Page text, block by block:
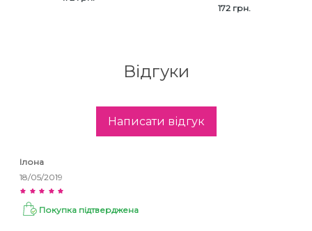
172 грн.
Відгуки
Написати відгук
Ілона
18/05/2019
Покупка підтверджена